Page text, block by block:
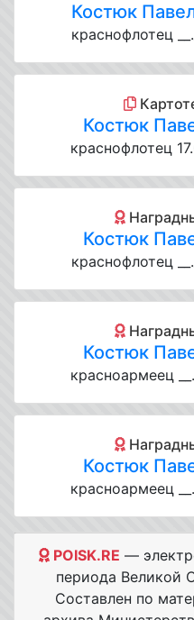
Костюк
краснофлотец
Костюк
краснофлотец
Костюк
краснофлотец
Костюк
красноармеец
Костюк
красноармеец
POISK.RE —
периода Великой
Составлен по